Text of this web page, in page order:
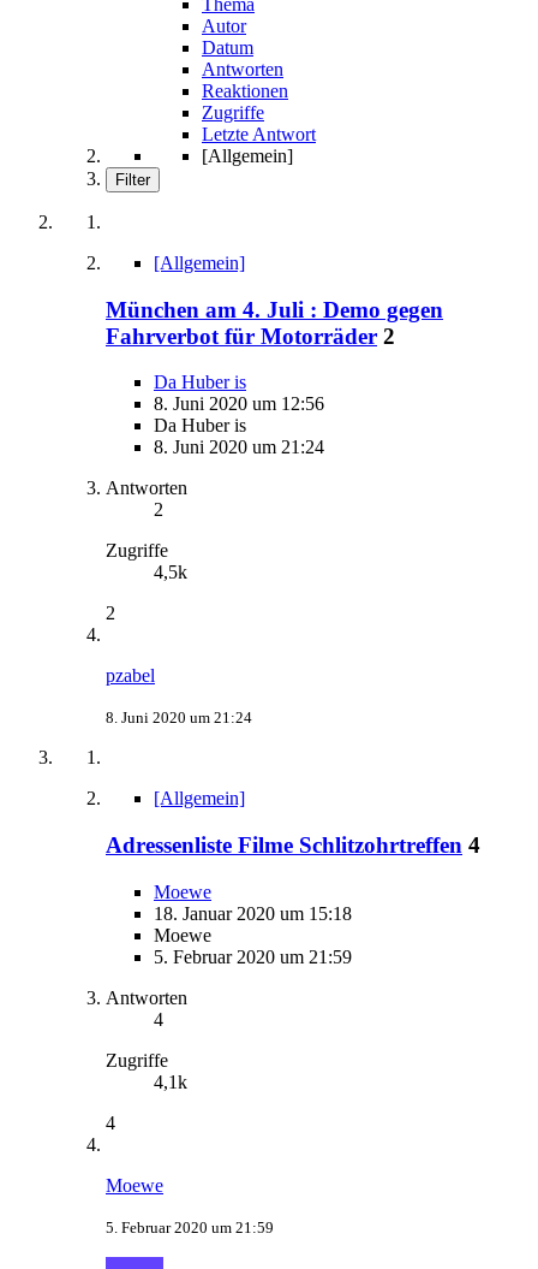
Autor
Datum
Antworten
Reaktionen
Zugriffe
Letzte Antwort
[Allgemein]
Filter
[Allgemein]
München am 4. Juli : Demo gegen
Fahrverbot für Motorräder 2
Da Huber is
8. Juni 2020 um 12:56
Da Huber is
8. Juni 2020 um 21:24
Antworten
2
Zugriffe
4,5k
2
pzabel
8. Juni 2020 um 21:24
[Allgemein]
Adressenliste Filme Schlitzohrtreffen 4
Moewe
18. Januar 2020 um 15:18
Moewe
5. Februar 2020 um 21:59
Antworten
4
Zugriffe
4,1k
4
Moewe
5. Februar 2020 um 21:59